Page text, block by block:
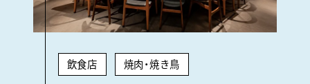
飲食店 焼肉・焼き鳥